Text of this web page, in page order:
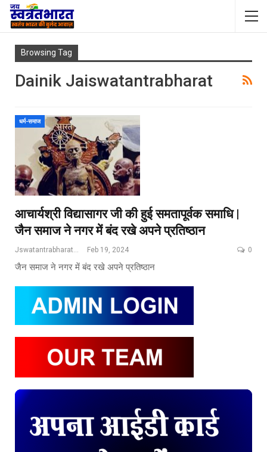
Browsing Tag
Dainik Jaiswatantrabharat
धर्म-समाज
आचार्यश्री विद्यासागर जी की हुई समतापूर्वक समाधि |
जैन समाज ने नगर में बंद रखे अपने प्रतिष्ठान
Feb 19, 2024 0
जैन समाज ने नगर में बंद रखे अपने प्रतिष्ठान